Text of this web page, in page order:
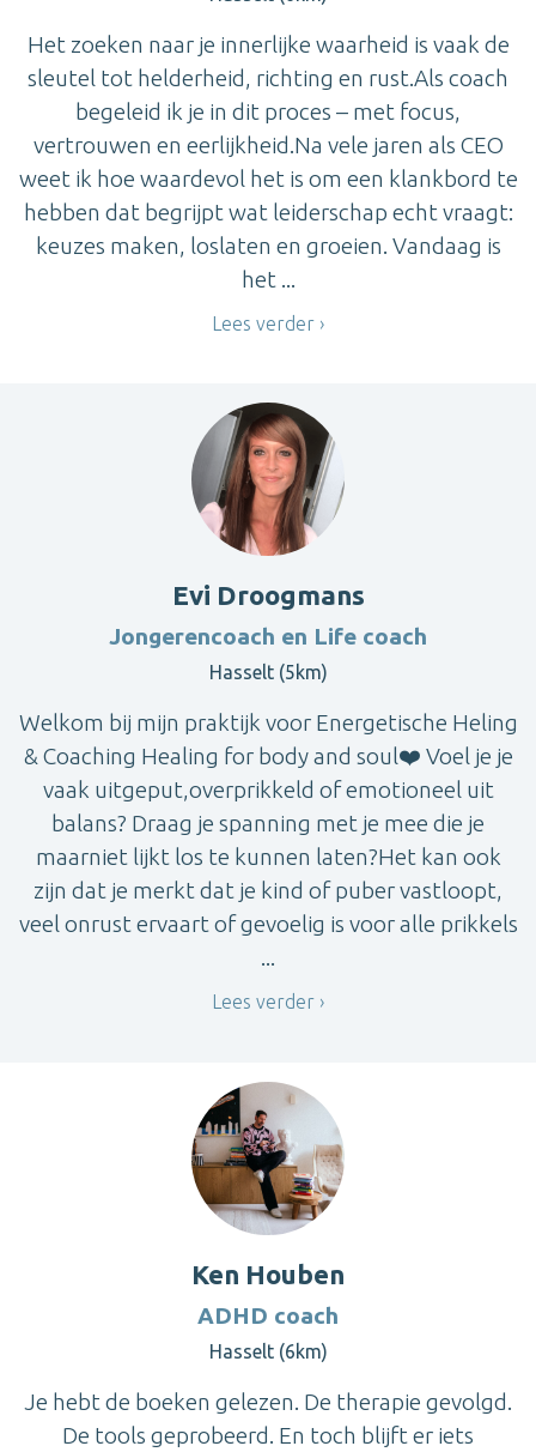
Het zoeken naar je innerlijke waarheid is vaak de
sleutel tot helderheid, richting en rust.Als coach
begeleid ik je in dit proces – met focus,
vertrouwen en eerlijkheid.Na vele jaren als CEO
weet ik hoe waardevol het is om een klankbord te
hebben dat begrijpt wat leiderschap echt vraagt:
keuzes maken, loslaten en groeien. Vandaag is
het ...
Lees verder
Evi Droogmans
Jongerencoach en Life coach
Hasselt (5km)
Welkom bij mijn praktijk voor Energetische Heling
& Coaching Healing for body and soul❤️ Voel je je
vaak uitgeput,overprikkeld of emotioneel uit
balans? Draag je spanning met je mee die je
maarniet lijkt los te kunnen laten?Het kan ook
zijn dat je merkt dat je kind of puber vastloopt,
veel onrust ervaart of gevoelig is voor alle prikkels
...
Lees verder
Ken Houben
ADHD coach
Hasselt (6km)
Je hebt de boeken gelezen. De therapie gevolgd.
De tools geprobeerd. En toch blijft er iets